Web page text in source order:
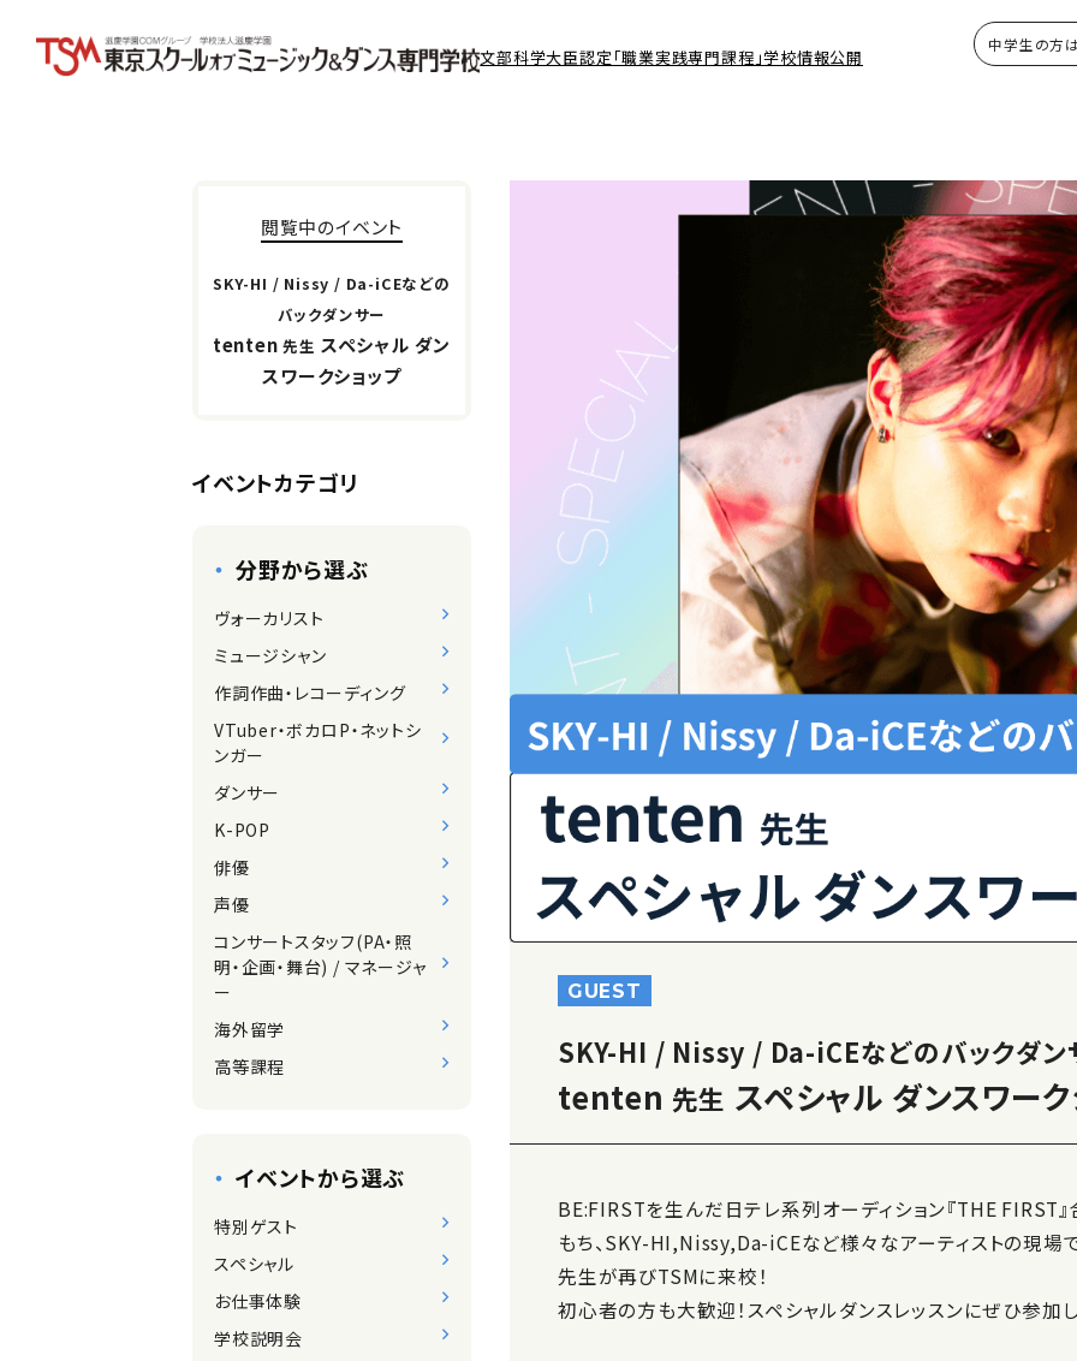
文部科学大臣認定「職業実践専門課程」学校情報公開
中学生の方
GUEST
SKY-HI / Nissy / Da-iCEなどのバックダン
tenten 先生 スペシャル ダンスワー
BE:FIRSTを生んだ日テレ系列オーディション『THE FIRST
もち、SKY-HI,Nissy,Da-iCEなど様々なアーティストの現
先生が再びTSMに来校！
初心者の方も大歓迎！スペシャルダンスレッスンにぜひ参加し
閲覧中のイベント
SKY-HI / Nissy / Da-iCEなどの
バックダンサー
tenten 先生 スペシャル ダン
スワークショップ
イベントカテゴリ
分野から選ぶ
ヴォーカリスト
ミュージシャン
作詞作曲・レコーディング
VTuber・ボカロP・ネットシ
ンガー
ダンサー
K-POP
俳優
声優
コンサートスタッフ(PA・照
明・企画・舞台) / マネージャ
ー
海外留学
高等課程
イベントから選ぶ
特別ゲスト
スペシャル
お仕事体験
学校説明会